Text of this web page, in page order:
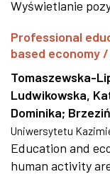
Wyświetlanie
Professional
based economy
Tomaszewska-
Ludwikowska,
Dominika;
Uniwersytetu
Education and
human activity